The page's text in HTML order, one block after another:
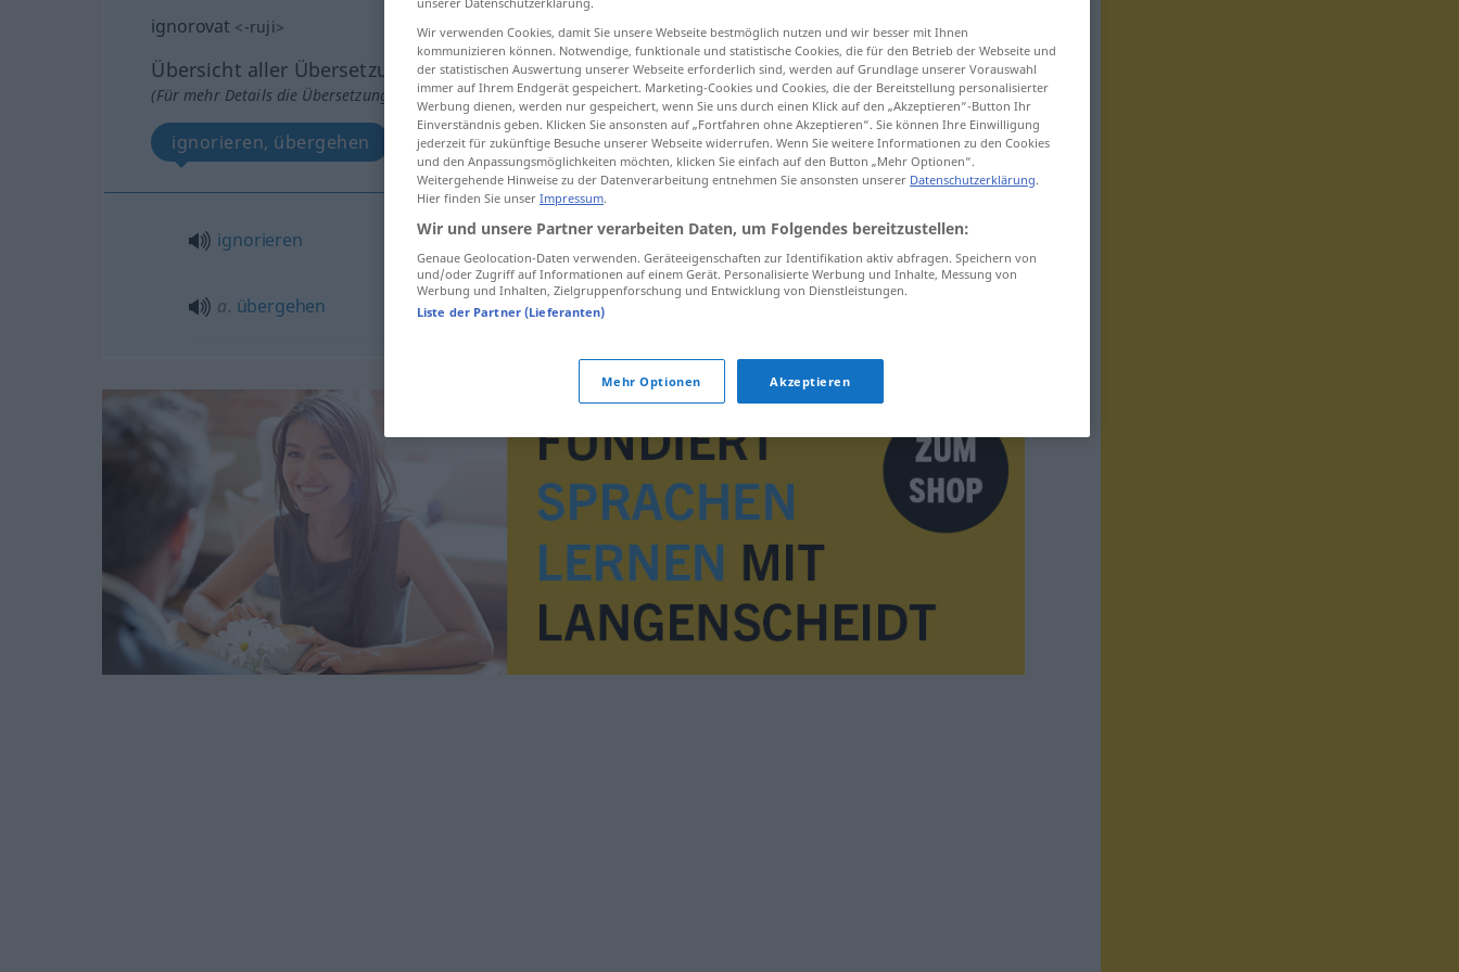
ignorovat <-ruji>
Übersicht aller Übersetzungen
(Für mehr Details die Übersetzung anklicken/antippen)
ignorieren, übergehen
ignorieren ignorovat
a. übergehen ignorovat
Wir verwenden Cookies, damit Sie unsere Webseite bestmöglich nutzen und wir besser mit Ihnen
kommunizieren können. Notwendige, funktionale und statistische Cookies, die für den Betrieb der Webseite und
der statistischen Auswertung unserer Webseite erforderlich sind, werden auf Grundlage unserer Vorauswahl
immer auf Ihrem Endgerät gespeichert. Marketing-Cookies und Cookies, die der Bereitstellung personalisierter
Werbung dienen, werden nur gespeichert, wenn Sie uns durch einen Klick auf den „Akzeptieren“-Button Ihr
Einverständnis geben. Klicken Sie ansonsten auf „Fortfahren ohne Akzeptieren“. Sie können Ihre Einwilligung
jederzeit für zukünftige Besuche unserer Webseite widerrufen. Wenn Sie weitere Informationen zu den Cookies
und den Anpassungsmöglichkeiten möchten, klicken Sie einfach auf den Button „Mehr Optionen“.
Weitergehende Hinweise zu der Datenverarbeitung entnehmen Sie ansonsten unserer Datenschutzerklärung.
Hier finden Sie unser Impressum.
Wir und unsere Partner verarbeiten Daten, um Folgendes bereitzustellen:
Genaue Geolocation-Daten verwenden. Geräteeigenschaften zur Identifikation aktiv abfragen. Speichern von
und/oder Zugriff auf Informationen auf einem Gerät. Personalisierte Werbung und Inhalte, Messung von
Werbung und Inhalten, Zielgruppenforschung und Entwicklung von Dienstleistungen.
Liste der Partner (Lieferanten)
Mehr Optionen Akzeptieren